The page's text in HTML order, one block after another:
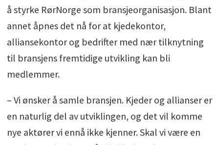
å styrke RørNorge som bransjeorganisasjon. Blant
annet åpnes det nå for at kjedekontor,
alliansekontor og bedrifter med nær tilknytning
til bransjens fremtidige utvikling kan bli
medlemmer.
– Vi ønsker å samle bransjen. Kjeder og allianser er
en naturlig del av utviklingen, og det vil komme
nye aktører vi ennå ikke kjenner. Skal vi være en